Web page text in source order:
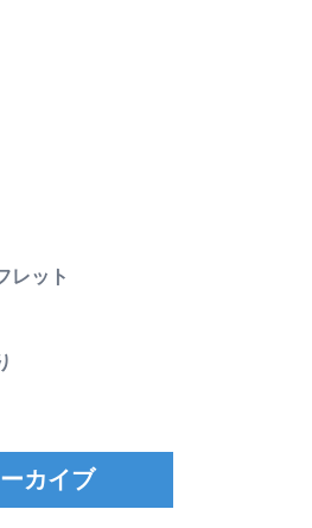
レット
カイブ